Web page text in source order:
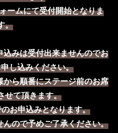
ームにて受付開始となりま
。
みは受付出来ませんのでお
し込みください。
ら順番にステージ前のお席
せて頂きます。
お申込みとなります。
ので予めご了承ください。